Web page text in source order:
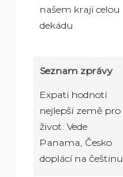
našem kraji celou
dekádu
Seznam zprávy
Expati hodnotí
nejlepší země pro
život. Vede
Panama, Česko
doplácí na češtinu